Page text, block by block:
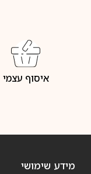
איסוף עצמי
מידע שימושי